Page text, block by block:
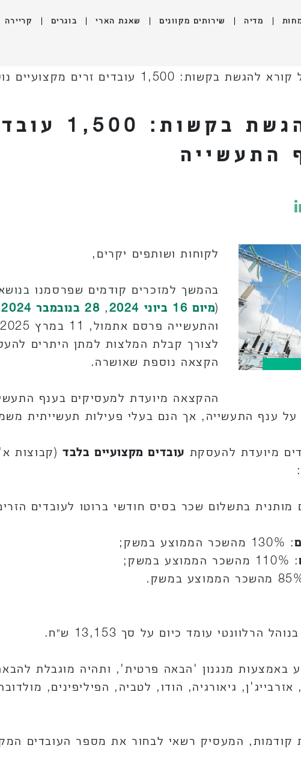
מדיה שירותים מקוונים שאגת הארי בוגרים קריירה
להגשת בקשות: 1,500 עובדים זרים מקצועיים נוספים לענף התעשייה
קול קורא
התעשייה
לקוחות ושותפים יקרים,
בהמשך למזכרים קודמים שפרסמנו
(מיום 16 ביוני 2024 , 28 בנובמבר 2024
לצורך קבלת המלצות למתן היתרים
הקצאה נוספת שאושרה.
על ענף התעשייה, אך הנם בעלי פעילות תעשייתית
עובדים מקצועיים בלבד (קבוצות
מותנית בתשלום שכר בסיס חודשי ברוטו לעובדים
: 130% מהשכר הממוצע במשק;
: 110% מהשכר הממוצע במשק;
עומד כיום על סך 13,153 ש״ח.
באמצעות מנגנון 'הבאה פרטית', ותהיה מוגבלת
אזרבייג'ן, גיאורגיה, הודו, לטביה, הפיליפינים,
קודמות, המעסיק רשאי לבחור את מספר העובדים